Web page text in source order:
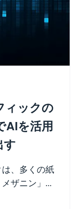
ィックの
AIを活用
す
、多くの紙
ザニン」と